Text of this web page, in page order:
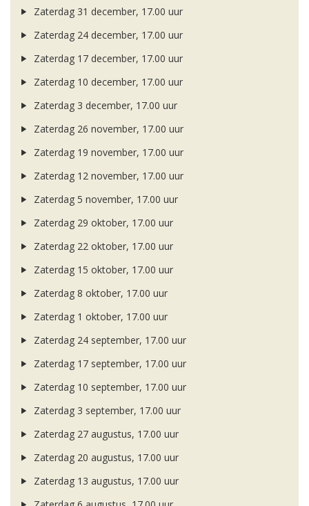
Zaterdag 31 december, 17.00 uur
Zaterdag 24 december, 17.00 uur
Zaterdag 17 december, 17.00 uur
Zaterdag 10 december, 17.00 uur
Zaterdag 3 december, 17.00 uur
Zaterdag 26 november, 17.00 uur
Zaterdag 19 november, 17.00 uur
Zaterdag 12 november, 17.00 uur
Zaterdag 5 november, 17.00 uur
Zaterdag 29 oktober, 17.00 uur
Zaterdag 22 oktober, 17.00 uur
Zaterdag 15 oktober, 17.00 uur
Zaterdag 8 oktober, 17.00 uur
Zaterdag 1 oktober, 17.00 uur
Zaterdag 24 september, 17.00 uur
Zaterdag 17 september, 17.00 uur
Zaterdag 10 september, 17.00 uur
Zaterdag 3 september, 17.00 uur
Zaterdag 27 augustus, 17.00 uur
Zaterdag 20 augustus, 17.00 uur
Zaterdag 13 augustus, 17.00 uur